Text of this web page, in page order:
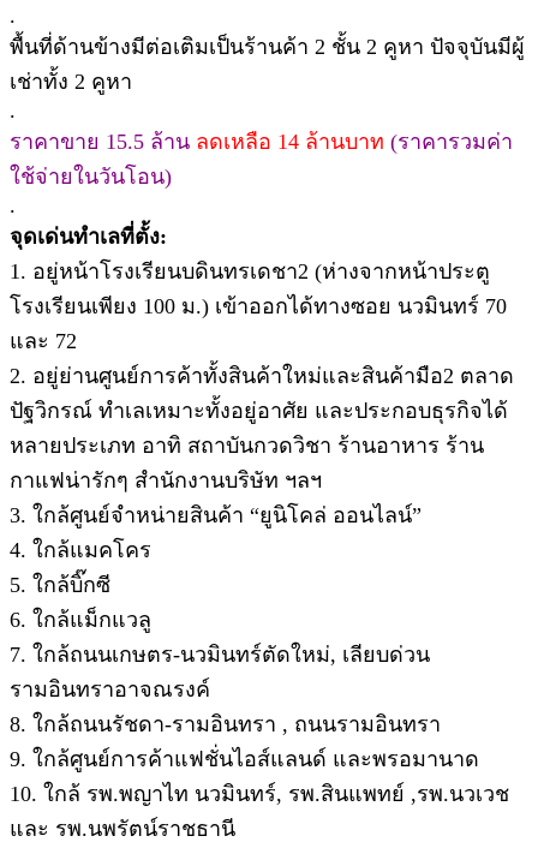
.
พื้นที่ด้านข้างมีต่อเติมเป็นร้านค้า 2 ชั้น 2 คูหา ปัจจุบันมีผู้
เช่าทั้ง 2 คูหา
.
ราคาขาย 15.5 ล้าน ลดเหลือ 14 ล้านบาท (ราคารวมค่า
ใช้จ่ายในวันโอน)
.
จุดเด่นทำเลที่ตั้ง:
1. อยู่หน้าโรงเรียนบดินทรเดชา2 (ห่างจากหน้าประตู
โรงเรียนเพียง 100 ม.) เข้าออกได้ทางซอย นวมินทร์ 70
และ 72
2. อยู่ย่านศูนย์การค้าทั้งสินค้าใหม่และสินค้ามือ2 ตลาด
ปัฐวิกรณ์ ทำเลเหมาะทั้งอยู่อาศัย และประกอบธุรกิจได้
หลายประเภท อาทิ สถาบันกวดวิชา ร้านอาหาร ร้าน
กาแฟน่ารักๆ สำนักงานบริษัท ฯลฯ
3. ใกล้ศูนย์จำหน่ายสินค้า “ยูนิโคล่ ออนไลน์”
4. ใกล้แมคโคร
5. ใกล้บิ๊กซี
6. ใกล้แม็กแวลู
7. ใกล้ถนนเกษตร-นวมินทร์ตัดใหม่, เลียบด่วน
รามอินทราอาจณรงค์
8. ใกล้ถนนรัชดา-รามอินทรา , ถนนรามอินทรา
9. ใกล้ศูนย์การค้าแฟชั่นไอส์แลนด์ และพรอมานาด
10. ใกล้ รพ.พญาไท นวมินทร์, รพ.สินแพทย์ ,รพ.นวเวช
และ รพ.นพรัตน์ราชธานี